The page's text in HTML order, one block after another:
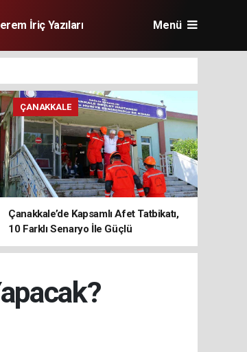
İriç Yazıları Menü
ÇANAKKALE
Çanakkale’de Kapsamlı Afet Tatbikatı,
10 Farklı Senaryo İle Güçlü
Koordinasyon